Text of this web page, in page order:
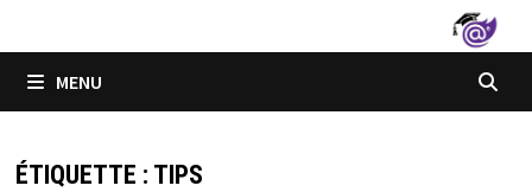
MENU
ÉTIQUETTE : TIPS